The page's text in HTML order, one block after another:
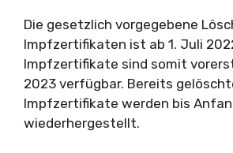
Die gesetzlich vorgegebene
Impfzertifikaten ist ab 1. Juli
Impfzertifikate sind somit
2023 verfügbar. Bereits
Impfzertifikate werden bis
wiederhergestellt.